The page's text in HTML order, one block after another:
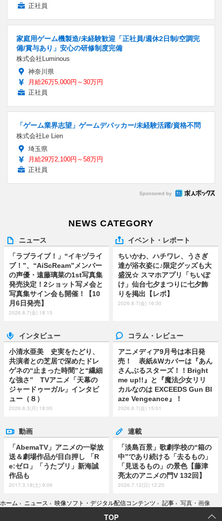
正社員
家庭用ゲーム機製造/未経験歓迎「正社員/週休2日制/空調完
備/賞与あり」安心の研修制度完備
株式会社Luminous
神奈川県
月給26万5,000円～30万円
正社員
「ゲーム業界志望」ゲームデバッカー/未経験活躍/資格不問
株式会社Le Lien
埼玉県
月給29万2,100円～58万円
正社員
Sponsored by
NEWS CATEGORY
ニュース
「ラブライブ！」“イキヅライ
ブ！”、“AiScReam”メンバー
の声優・遠藤璃菜の1st写真集
発売決定！2ショット写メ会と
写真集サイン会も開催！【10
月6日発売】
2026.8.7(金) 18:15
イベント・レポート
ちいかわ、ハチワレ、うさぎ
達が浴衣姿に♪限定グッズも大
盛況☆ スマホアプリ「ちいぽ
け」仙台七夕まつりに七夕飾
りを掲出【レポ】
2026.8.7(金) 16:30
インタビュー
小清水亜美 史実をたどり、
共演者との芝居で深めたドレ
ゲネの“止まった時間”と“繊細
な強さ” TVアニメ「天幕の
ジャードゥーガル」インタビ
ュー（８）
2026.8.3(月) 18:00
コラム・レビュー
アニメディア9月号は本日発
売！ 表紙&Wカバーは『あん
さんぶるスターズ！！Bright
me up!!』と『魔法少女リリ
カルなのは EXCEEDS Gun Bl
aze Vengeance』！
2026.8.7(金) 15:01
動画
「AbemaTV」アニメの一挙放
送＆劇場作品が目白押し 「R
e:ゼロ」「うたプリ」新海誠
作品も
2017.3.18(土) 9:06
連載
「淡島百景」歌劇学校の“箱の
中”であり続ける「去るもの」
「見送るもの」の景色【藤津
亮太のアニメの門V 132回】
2026.7.12(日) 12:20
ホーム › ニュース › 映像ソフト・デジタル配信コンテンツ › 記事 › 写真・画像
TOP